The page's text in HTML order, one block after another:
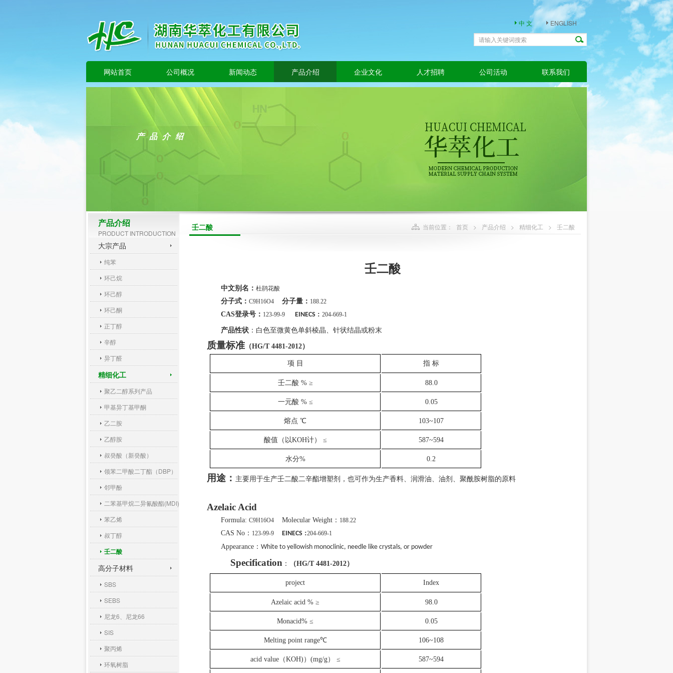
中 文 ENGLISH
网站首页 公司概况 新闻动态 产品介绍 企业文化 人才招聘 公司活动 联系我们
产品介绍
产品介绍
PRODUCT INTRODUCTION
大宗产品
纯苯
环己烷
环己醇
环己酮
正丁醇
辛醇
异丁醛
精细化工
聚乙二醇系列产品
甲基异丁基甲酮
乙二胺
乙醇胺
叔癸酸（新癸酸）
领苯二甲酸二丁酯（DBP）
邻甲酚
二苯基甲烷二异氰酸酯(MDI)
苯乙烯
叔丁醇
壬二酸
高分子材料
SBS
SEBS
尼龙6、尼龙66
SIS
聚丙烯
环氧树脂
壬二酸 当前位置： 首页 > 产品介绍 > 精细化工 > 壬二酸
壬二酸
中文别名：杜鹃花酸
分子式：C9H16O4 分子量： 188.22
CAS登录号： 123-99-9 EINECS :204-669-1
产品性状 ： 白色至微黄色单斜棱晶、针状结晶或粉末
质量标准 （HG/T 4481-2012）
项 目 指 标
壬二酸 % ≥ 88.0
一元酸 % ≤ 0.05
熔点℃ 103~107
酸值（以KOH计） ≤ 587~594
水分% 0.2
用途： 主要用于生产壬二酸二辛酯增塑剂，也可作为生产香料、润滑油、油剂、聚酰胺树脂的原料
Azelaic Acid
Formula: C9H16O4 Molecular Weight ： 188.22
CAS No： 123-99-9 EINECS :204-669-1
Appearance： White to yellowish monoclinic, needle like crystals, or powder
Specification： （HG/T 4481-2012）
project Index
Azelaic acid % ≥ 98.0
Monacid% ≤ 0.05
Melting point range℃ 106~108
acid value（KOH)）(mg/g） ≤ 587~594